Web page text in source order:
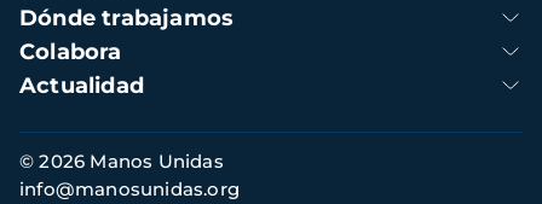
Dónde trabajamos
Colabora
Actualidad
Información
de
© 2026 Manos Unidas
info@manosunidas.org